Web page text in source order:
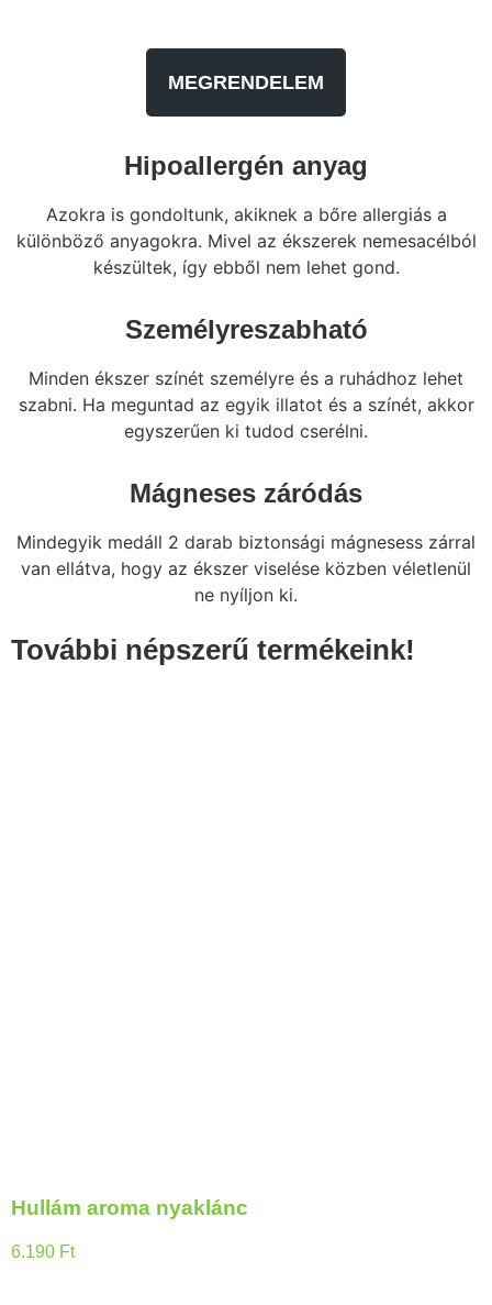
MEGRENDELEM
Hipoallergén anyag
Azokra is gondoltunk, akiknek a bőre allergiás a
különböző anyagokra. Mivel az ékszerek nemesacélból
készültek, így ebből nem lehet gond.
Személyreszabható
Minden ékszer színét személyre és a ruhádhoz lehet
szabni. Ha meguntad az egyik illatot és a színét, akkor
egyszerűen ki tudod cserélni.
Mágneses záródás
Mindegyik medáll 2 darab biztonsági mágnesess zárral
van ellátva, hogy az ékszer viselése közben véletlenül
ne nyíljon ki.
További népszerű termékeink!
Hullám aroma nyaklánc
6.190 Ft